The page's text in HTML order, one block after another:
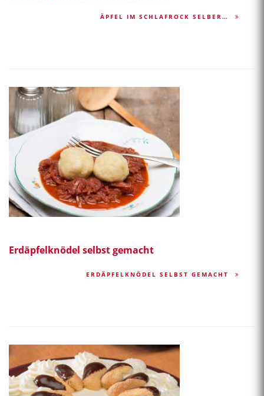
ÄPFEL IM SCHLAFROCK SELBER…
Erdäpfelknödel selbst gemacht
ERDÄPFELKNÖDEL SELBST GEMACHT